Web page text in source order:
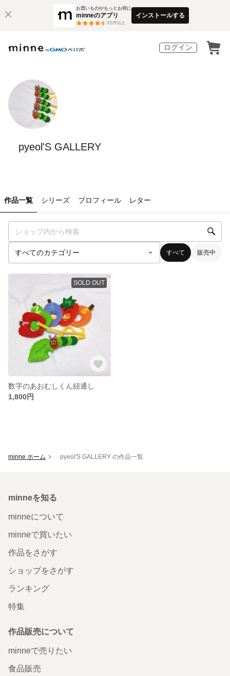
お買いものがもっとお得に
minneのアプリ
3万件以上
インストールする
ログイン
pyeol'S GALLERY
作品一覧 シリーズ プロフィール レター
すべて 販売中
SOLD OUT
数字のあおむしくん紐通し
1,800円
minne ホーム pyeol'S GALLERY の作品一覧
minneを知る
minneについて
minneで買いたい
作品をさがす
ショップをさがす
ランキング
特集
作品販売について
minneで売りたい
食品販売